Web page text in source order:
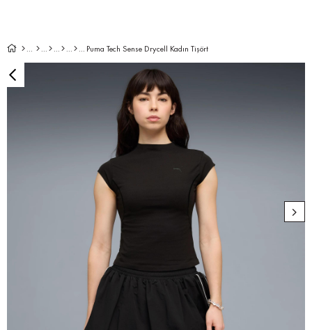
Puma Tech Sense Drycell Kadın Tişört